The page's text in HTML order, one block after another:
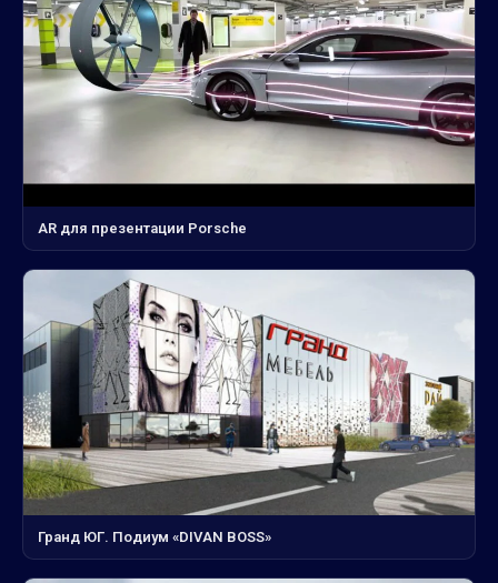
AR для презентации Porsche
Гранд ЮГ. Подиум «DIVAN BOSS»